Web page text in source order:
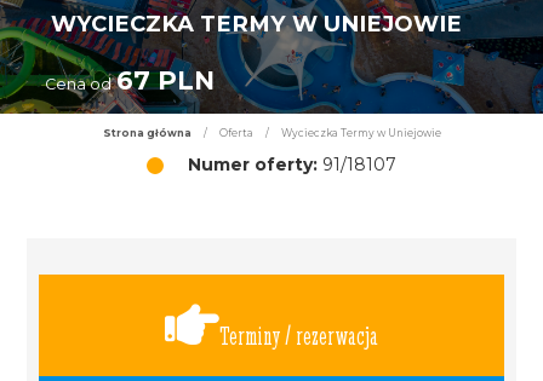
WYCIECZKA TERMY W UNIEJOWIE
Cena od 67 PLN
Strona główna / Oferta / Wycieczka Termy w Uniejowie
Numer oferty: 91/18107
Terminy / rezerwacja